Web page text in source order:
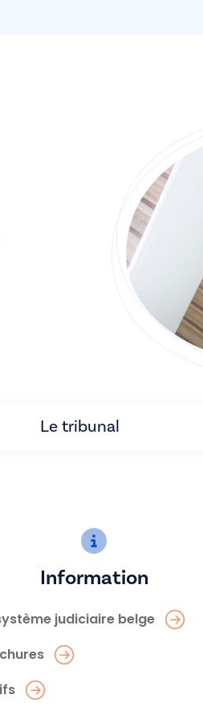
Le tribunal
Information
judiciaire belge